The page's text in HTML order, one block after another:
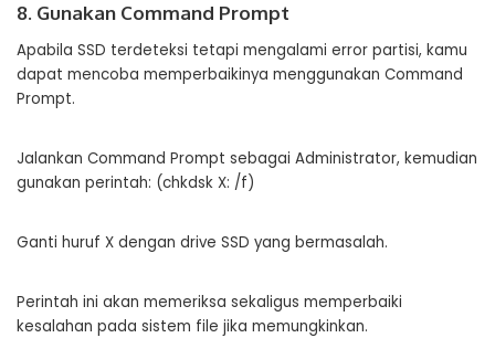
8. Gunakan Command Prompt
Apabila SSD terdeteksi tetapi mengalami error partisi, kamu
dapat mencoba memperbaikinya menggunakan Command
Prompt.
Jalankan Command Prompt sebagai Administrator, kemudian
gunakan perintah: (chkdsk X: /f)
Ganti huruf X dengan drive SSD yang bermasalah.
Perintah ini akan memeriksa sekaligus memperbaiki
kesalahan pada sistem file jika memungkinkan.